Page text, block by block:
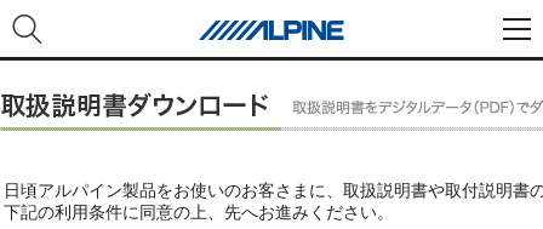
日頃アルパイン製品をお使いのお客さまに、取扱説明書や取付説明書
下記の利用条件に同意の上、先へお進みください。